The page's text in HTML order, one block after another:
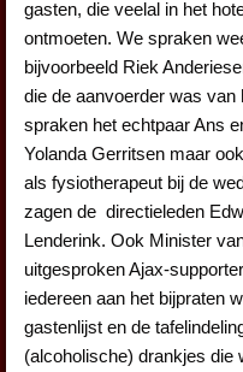
gasten, die veelal in het
ontmoeten. We spraken
bijvoorbeeld Riek
die de aanvoerder was
spraken het echtpaar Ans
Yolanda Gerritsen maar
als fysiotherapeut bij de
zagen de directieleden
Lenderink. Ook Minister
uitgesproken Ajax-
iedereen aan het bijpraten
gastenlijst en de
(alcoholische) drankjes die